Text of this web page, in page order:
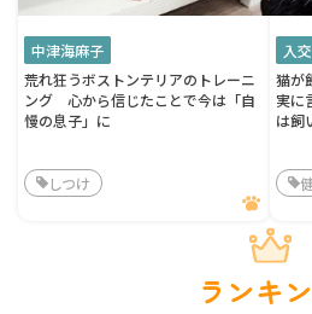
中津海麻子
荒れ狂うボストンテリアのトレーニ
ング 心から信じたことで今は「自
慢の息子」に
しつけ
入
猫が
実に
は飼
ランキ